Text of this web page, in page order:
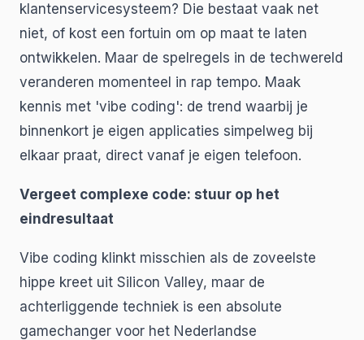
klantenservicesysteem? Die bestaat vaak net
niet, of kost een fortuin om op maat te laten
ontwikkelen. Maar de spelregels in de techwereld
veranderen momenteel in rap tempo. Maak
kennis met 'vibe coding': de trend waarbij je
binnenkort je eigen applicaties simpelweg bij
elkaar praat, direct vanaf je eigen telefoon.
Vergeet complexe code: stuur op het
eindresultaat
Vibe coding klinkt misschien als de zoveelste
hippe kreet uit Silicon Valley, maar de
achterliggende techniek is een absolute
gamechanger voor het Nederlandse